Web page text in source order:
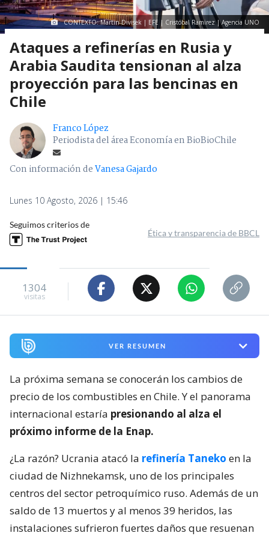
CONTEXTO: Martin Divisek | EFE | Cristóbal Ramirez | Agencia UNO
Ataques a refinerías en Rusia y
Arabia Saudita tensionan al alza
proyección para las bencinas en
Chile
Franco López
Periodista del área Economía en BioBioChile
Con información deVanesa Gajardo
Lunes 10 Agosto, 2026 | 15:46
Seguimos criterios de
Ética y transparencia de BBCL
1304
visitas
VER RESUMEN
La próxima semana se conocerán los cambios de
precio de los combustibles en Chile. Y el panorama
internacional estaría presionando al alza el
próximo informe de la Enap.
¿La razón? Ucrania atacó la refinería Taneko en la
ciudad de Nizhnekamsk, uno de los principales
centros del sector petroquímico ruso. Además de un
saldo de 13 muertos y al menos 39 heridos, las
instalaciones sufrieron fuertes daños que resuenan